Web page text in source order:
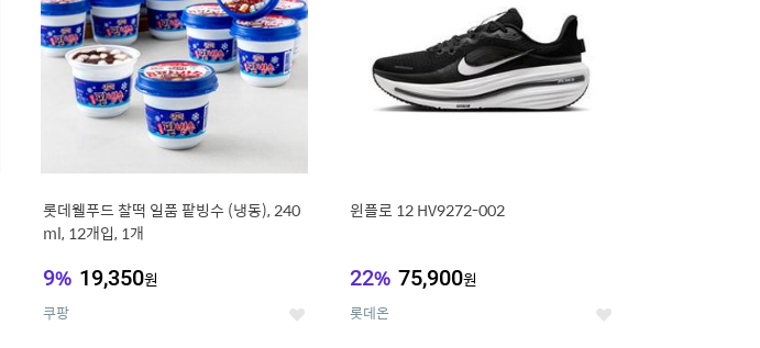
롯데웰푸드 찰떡 일품 팥빙수 (냉동), 240
ml, 12개입, 1개
9% 19,350원
쿠팡 좋
윈플로 12 HV9272-002
22% 75,900원
롯데온 좋